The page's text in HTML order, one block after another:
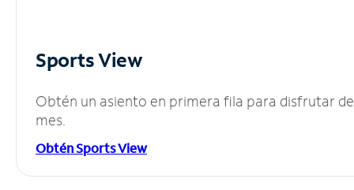
Sports View
Obtén un asiento en primera fila para disfrutar
mes.
Obtén Sports View